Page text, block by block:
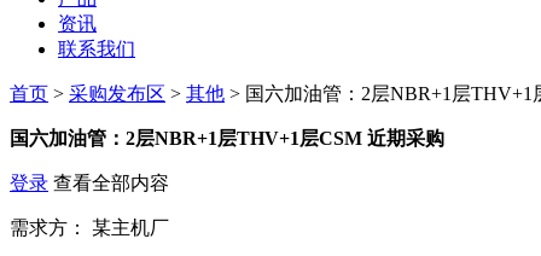
资讯
联系我们
首页 > 采购发布区 > 其他 > 国六加油管：2层NBR+1层THV+1
国六加油管：2层NBR+1层THV+1层CSM 近期采购
登录 查看全部内容
需求方： 某主机厂